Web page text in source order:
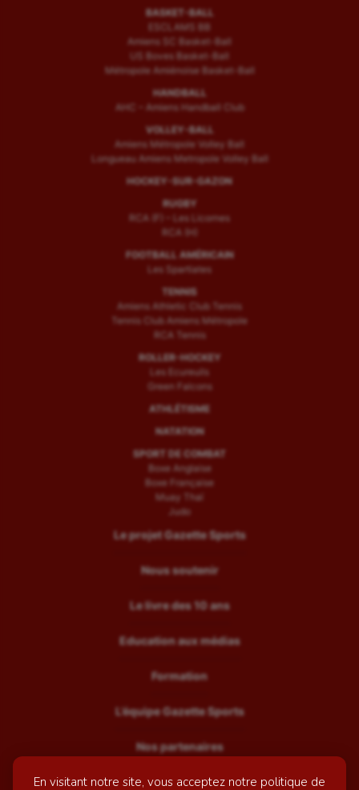
En visitant notre site, vous acceptez notre politique de
BASKET-BALL
ESCLAMS BB
Amiens SC Basket-Ball
US Boves Basket-Ball
Métropole Amiénoise Basket-Ball
HANDBALL
AHC – Amiens Handball Club
VOLLEY-BALL
Amiens Métropole Volley Ball
Longueau Amiens Metropole Volley Ball
HOCKEY-SUR-GAZON
RUGBY
RCA (F) – Les Licornes
RCA (H)
FOOTBALL AMÉRICAIN
Les Spartiates
TENNIS
Amiens Athletic Club Tennis
Tennis Club Amiens Métropole
RCA Tennis
ROLLER-HOCKEY
Les Ecureuils
Green Falcons
ATHLÉTISME
NATATION
SPORT DE COMBAT
Boxe Anglaise
Boxe Française
Muay Thaï
Judo
Le projet Gazette Sports
Nous soutenir
Le livre des 10 ans
Education aux médias
Formation
L’équipe Gazette Sports
Nos partenaires
Recrutement